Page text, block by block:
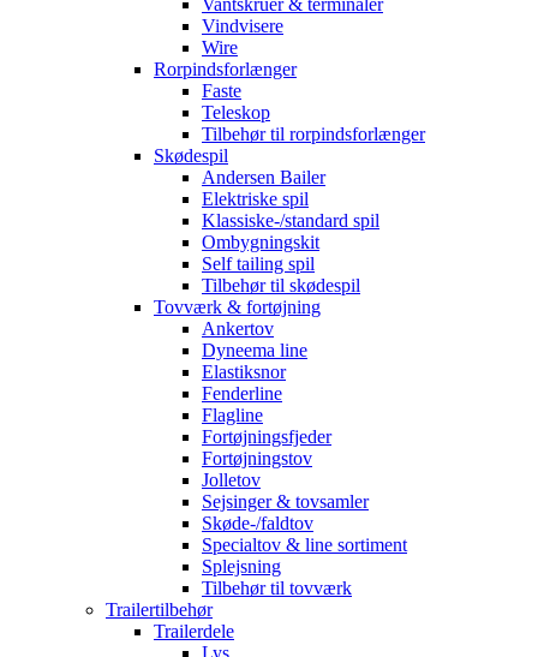
Vantskruer & terminaler
Vindvisere
Wire
Rorpindsforlænger
Faste
Teleskop
Tilbehør til rorpindsforlænger
Skødespil
Andersen Bailer
Elektriske spil
Klassiske-/standard spil
Ombygningskit
Self tailing spil
Tilbehør til skødespil
Tovværk & fortøjning
Ankertov
Dyneema line
Elastiksnor
Fenderline
Flagline
Fortøjningsfjeder
Fortøjningstov
Jolletov
Sejsinger & tovsamler
Skøde-/faldtov
Specialtov & line sortiment
Splejsning
Tilbehør til tovværk
Trailertilbehør
Trailerdele